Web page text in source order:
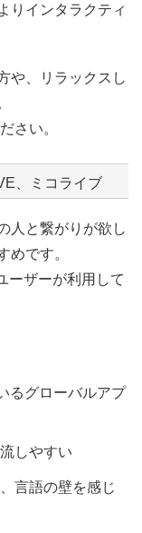
りインタラクティ
や、リラックスし
さい。
、ミコライブ
人と繋がりが欲し
めです。
ーザーが利用して
るグローバルアプ
しやすい
言語の壁を感じ